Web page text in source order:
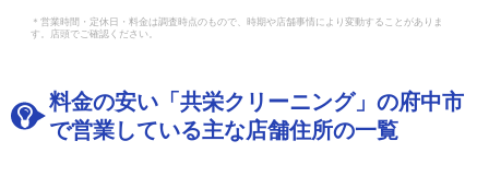
＊営業時間・定休日・料金は調査時点のもので、時期や店舗事情により変動することがありま
す。店頭でご確認ください。
料金の安い「共栄クリーニング」の府中市
で営業している主な店舗住所の一覧